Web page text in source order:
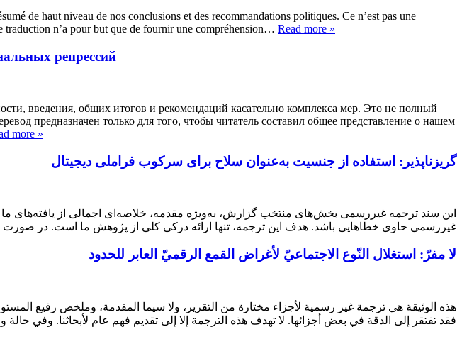
de haut niveau de nos conclusions et des recommandations politiques. Ce n’est pas une
traduction n’a pour but que de fournir une compréhension… Read more »
репрессий
введения, общих итогов и рекомендаций касательно комплекса мер. Это не полный
предназначен только для того, чтобы читатель составил общее представление о нашем
more »
گریزناپذیر : استفاده از جنسیت به‌عنوان سلاح برای سرکوب فراملی دیجیتال
این سند ترجمه غیررسمی بخش‌های منتخب گزارش، به‌ویژه مقدمه، خلاصه‌ای اجمالی از
غیررسمی حاوی خطا‌هایی باشد. هدف این ترجمه، تنها ارائه درکی کلی از پژوهش ما است. در صورت
لا مفرّ: استغلال النّوع الاجتماعيّ لأغراض القمع الرقميّ العابر للحدود
هذه الوثيقة هي ترجمة غير رسمية لأجزاء مختارة من التقرير، ولا سيما المقدمة، وملخص رفيع
فقد تفتقر إلى الدقة في بعض أجزائها. لا تهدف هذه الترجمة إلا إلى تقديم فهم عام لأبحاثنا. وفي